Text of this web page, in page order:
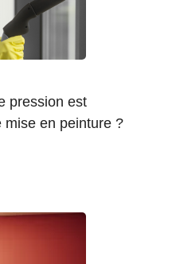
pression est
mise en peinture ?